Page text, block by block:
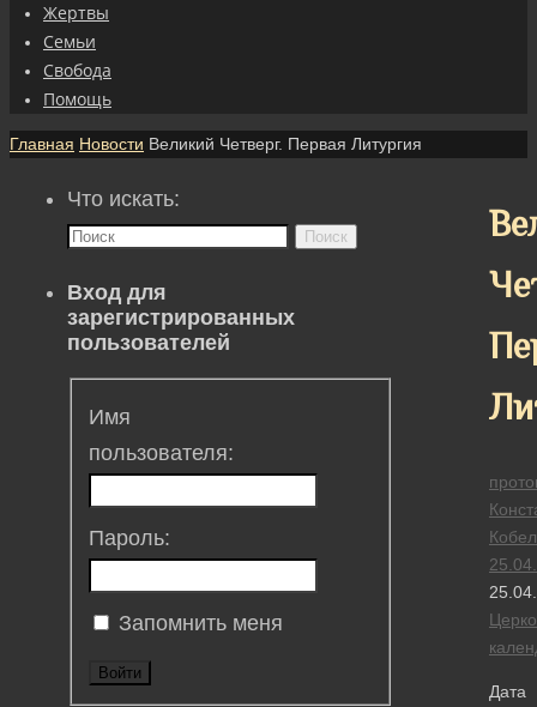
Жертвы
Семьи
Свобода
Помощь
Главная Новости Великий Четверг. Первая Литургия
Дата
Что искать:
Поиск
Вход для
зарегистрированных
пользователей
Имя
пользователя:
Пароль:
Запомнить меня
Войти